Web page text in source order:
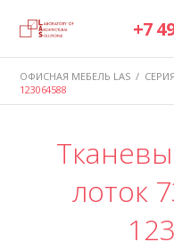
+7
ОФИСНАЯ МЕБЕЛЬ LAS /
123064588
лоток